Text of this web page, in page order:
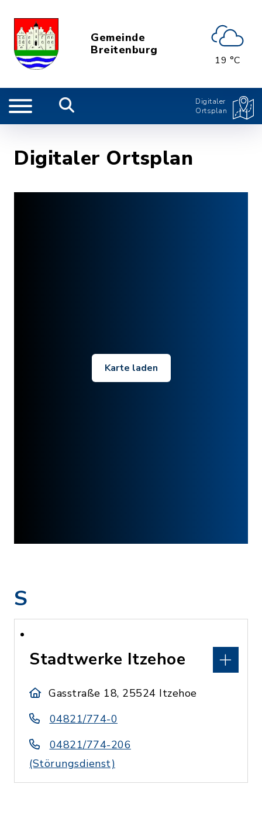
Gemeinde
Breitenburg
19 °C
Digitaler
Ortsplan
Digitaler Ortsplan
Karte laden
S
Stadtwerke Itzehoe
Gasstraße 18, 25524 Itzehoe
04821/774-0
04821/774-206
(Störungsdienst)